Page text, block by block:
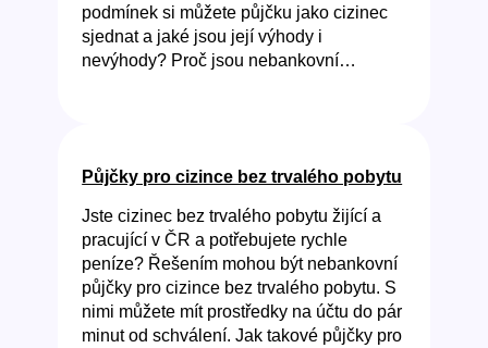
podmínek si můžete půjčku jako cizinec
sjednat a jaké jsou její výhody i
nevýhody? Proč jsou nebankovní…
Půjčky pro cizince bez trvalého pobytu
Jste cizinec bez trvalého pobytu žijící a
pracující v ČR a potřebujete rychle
peníze? Řešením mohou být nebankovní
půjčky pro cizince bez trvalého pobytu. S
nimi můžete mít prostředky na účtu do pár
minut od schválení. Jak takové půjčky pro